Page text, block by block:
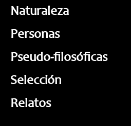
Naturaleza
Personas
Pseudo-filosóficas
Selección
Relatos